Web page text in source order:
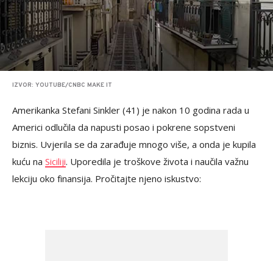
IZVOR: YOUTUBE/CNBC MAKE IT
Amerikanka Stefani Sinkler (41) je nakon 10 godina rada u
Americi odlučila da napusti posao i pokrene sopstveni
biznis. Uvjerila se da zarađuje mnogo više, a onda je kupila
kuću na Siciliji. Uporedila je troškove života i naučila važnu
lekciju oko finansija. Pročitajte njeno iskustvo: